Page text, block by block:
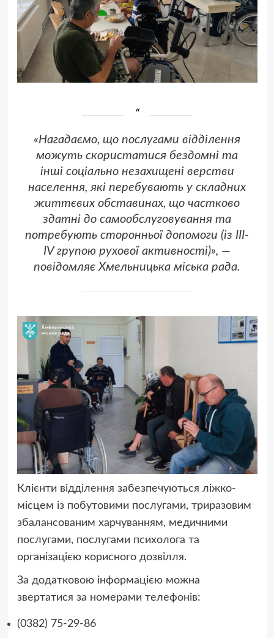
«Нагадаємо, що послугами відділення
можуть скористатися бездомні та
інші соціально незахищені верстви
населення, які перебувають у складних
життєвих обставинах, що частково
здатні до самообслуговування та
потребують сторонньої допомоги (із III-
IV групою рухової активності)», —
повідомляє Хмельницька міська рада.
Клієнти відділення забезпечуються ліжко-
місцем із побутовими послугами, триразовим
збалансованим харчуванням, медичними
послугами, послугами психолога та
організацією корисного дозвілля.
За додатковою інформацією можна
звертатися за номерами телефонів:
(0382) 75-29-86